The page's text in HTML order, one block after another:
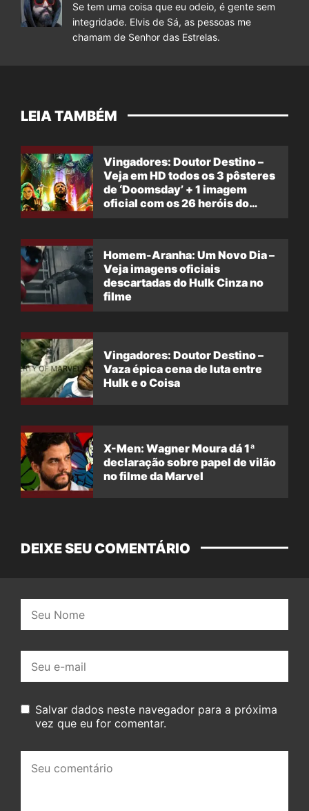
Se tem uma coisa que eu odeio, é gente sem
integridade. Elvis de Sá, as pessoas me
chamam de Senhor das Estrelas.
LEIA TAMBÉM
Vingadores: Doutor Destino –
Veja em HD todos os 3 pôsteres
de ‘Doomsday’ + 1 imagem
oficial com os 26 heróis do
Homem-Aranha: Um Novo Dia –
Veja imagens oficiais
descartadas do Hulk Cinza no
filme
Vingadores: Doutor Destino –
Vaza épica cena de luta entre
Hulk e o Coisa
X-Men: Wagner Moura dá 1ª
declaração sobre papel de vilão
no filme da Marvel
DEIXE SEU COMENTÁRIO
mail:
Salvar dados neste navegador para a próxima
vez que eu for comentar.
comentário: